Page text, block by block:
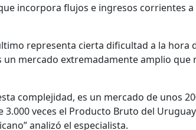
incorpora flujos e ingresos corrientes
representa cierta dificultad a la hora
un mercado extremadamente amplio que
complejidad, es un mercado de unos
veces el Producto Bruto del
analizó el especialista.